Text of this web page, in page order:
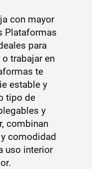
con mayor
Plataformas
para
trabajar en
te
estable y
tipo de
y
combinan
comodidad
uso interior